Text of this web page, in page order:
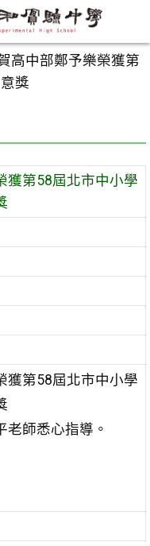
高中部鄭予樂榮獲第
獎
獲第58屆北市中小學
獲第58屆北市中小學
老師悉心指導。